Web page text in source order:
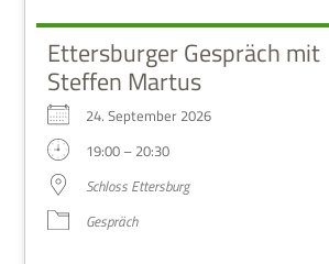
Ettersburger Gespräch mit
Steffen Martus
24. Sep­tem­ber 2026
19:00 – 20:30
Schloss Etters­burg
Gespräch